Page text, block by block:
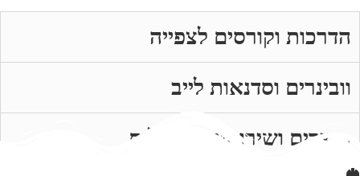
הדרכות וקורסים לצפייה
וובינרים וסדנאות לייב
מוצרים ושירותים דיגיטלים